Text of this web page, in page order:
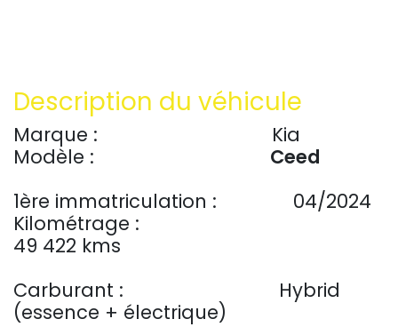
Description du véhicule
Marque :
​Kia
Modèle :
Ceed
1ère immatriculation :
​​​04/2024
Kilométrage :
49 422 kms
Carburant :
​Hybrid
(essence + électrique)